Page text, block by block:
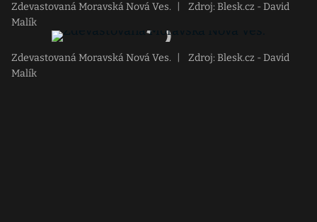
Zdevastovaná Moravská Nová Ves.
Zdroj: Blesk.cz - David
Malík
Zdevastovaná Moravská Nová Ves.
Zdroj: Blesk.cz - David
Malík